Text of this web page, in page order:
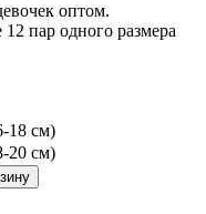
оптом.
пар одного размера
18 см)
20 см)